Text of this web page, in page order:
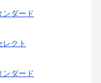
ンダード
クト
ンダード